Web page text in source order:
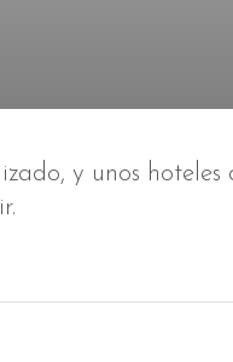
y unos hoteles